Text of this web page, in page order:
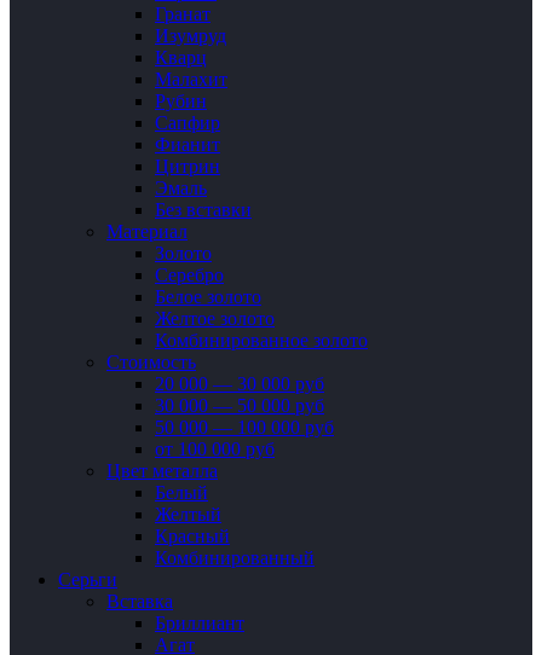
Гранат
Изумруд
Кварц
Малахит
Рубин
Сапфир
Фианит
Цитрин
Эмаль
Без вставки
Материал
Золото
Серебро
Белое золото
Желтое золото
Комбинированное золото
Стоимость
20 000 — 30 000 руб
30 000 — 50 000 руб
50 000 — 100 000 руб
от 100 000 руб
Цвет металла
Белый
Желтый
Красный
Комбинированный
Серьги
Вставка
Бриллиант
Агат